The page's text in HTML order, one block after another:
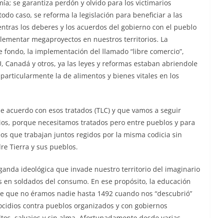
se garantiza perdón y olvido para los victimarios
caso, se reforma la legislación para beneficiar a las
los deberes y los acuerdos del gobierno con el pueblo
megaproyectos en nuestros territorios. La
la implementación del llamado “libre comercio”,
Canadá y otros, ya las leyes y reformas estaban abriendole
la de alimentos y bienes vitales en los
con esos tratados (TLC) y que vamos a seguir
porque necesitamos tratados pero entre pueblos y para
que trabajan juntos regidos por la misma codicia sin
Tierra y sus pueblos.
ideológica que invade nuestro territorio del imaginario
soldados del consumo. En ese propósito, la educación
no éramos nadie hasta 1492 cuando nos “descubrió”
contra pueblos organizados y con gobiernos